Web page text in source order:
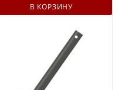
В КОРЗИНУ